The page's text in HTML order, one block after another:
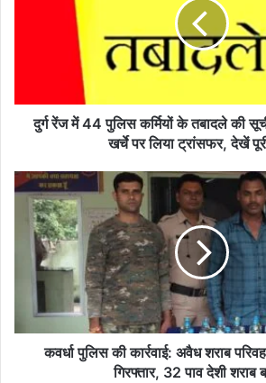
लि
यों
के
ची
दुर्ग रेंज में 44 पुलिस कर्मियों के तबादले की
खर्चे पर लिया ट्रांसफर, देखें
क
र्र
कवर्धा पुलिस की कार्रवाई: अवैध शराब
गिरफ्तार, 32 पाव देशी शराब